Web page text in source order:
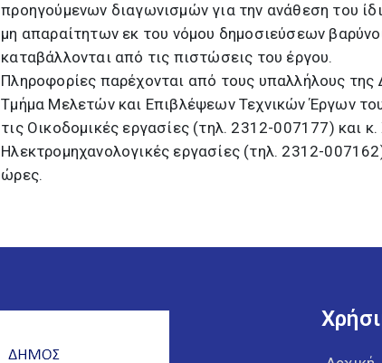
προηγούμενων διαγωνισμών για την ανάθεση του
μη απαραίτητων εκ του νόμου δημοσιεύσεων
καταβάλλονται από τις πιστώσεις του έργου.
Πληροφορίες παρέχονται από τους υπαλλήλους
Τμήμα Μελετών και Επιβλέψεων Τεχνικών Έργων
τις Οικοδομικές εργασίες (τηλ. 2312-007177) και
Ηλεκτρομηχανολογικές εργασίες (τηλ. 2312-
ώρες.